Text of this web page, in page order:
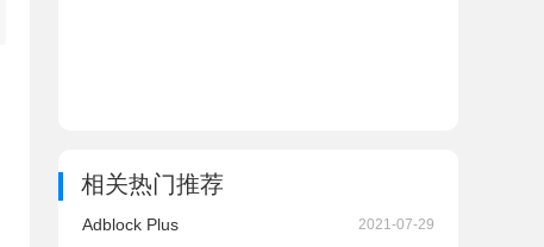
相关热门推荐
Adblock Plus 2021-07-29